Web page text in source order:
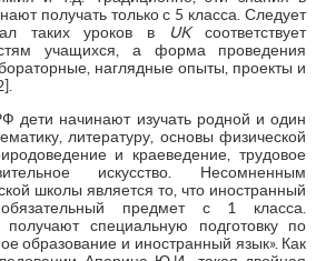
получать только с 5 класса. Следует
таких уроков в
UKсоответствует
учащихся, а форма проведения
наглядные опыты, проекты и
дети начинают изучать родной и один
литературу, основы физической
и краеведение, трудовое
искусство. Несомненным
школы является то, что иностранный
предмет с 1 класса.
получают специальную подготовку по
образование и иностранный язык». Как